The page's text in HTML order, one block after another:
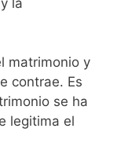
matrimonio y
contrae. Es
se ha
legitima el